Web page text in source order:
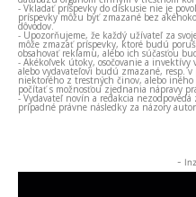
- Vkladať príspevky do diskusie nie je
príspevky môžu byť zmazané bez
dôvodov.
- Upozorňujeme, že každý užívateľ za
môže zmazať príspevky, ktoré budú
obsahovať reklamu, alebo ich súčasťou
- Akékoľvek útoky, osočovanie a
alebo vydavateľovi budú zmazané, resp.
niektorého z trestných činov, alebo
počítať s možnosťou zjednania nápravy
- Vydavateľ novín a redakcia
prípadné právne následky za názory
-